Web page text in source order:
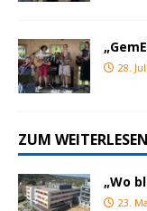
28.
ZUM
„Wo
23.